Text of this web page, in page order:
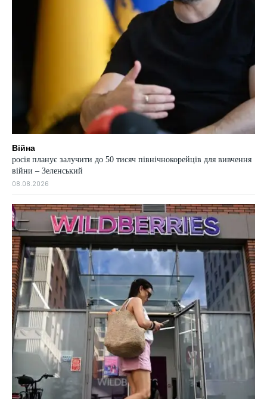
Війна
росія планує залучити до 50 тисяч північнокорейців для вивчення
війни – Зеленський
08.08.2026